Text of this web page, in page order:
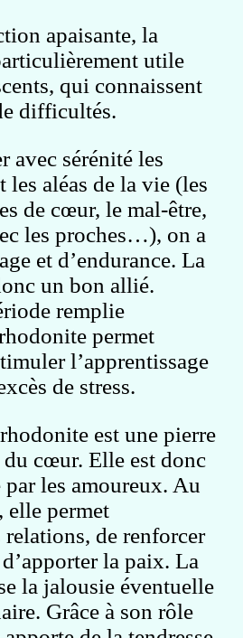
apaisante, la
utile
qui connaissent
difficultés.
avec sérénité les
les aléas de la vie (les
de cœur, le mal-être,
les proches…), on a
et d’endurance. La
un bon allié.
remplie
permet
l’apprentissage
de stress.
est une pierre
du cœur. Elle est donc
les amoureux. Au
elle permet
relations, de renforcer
la paix. La
la jalousie éventuelle
Grâce à son rôle